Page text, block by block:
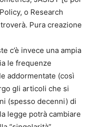
o Research
Pura creazione
c’è invece una ampia
le frequenze
addormentate (così
gli articoli che si
(spesso decenni) di
legge potrà cambiare